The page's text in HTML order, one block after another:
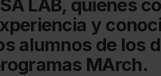
LAB, quienes
y
alumnos de los
MArch.